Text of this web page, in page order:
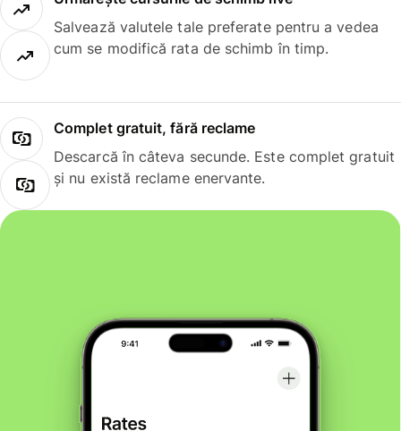
Salvează valutele tale preferate pentru a vedea
cum se modifică rata de schimb în timp.
Complet gratuit, fără reclame
Descarcă în câteva secunde. Este complet gratuit
și nu există reclame enervante.